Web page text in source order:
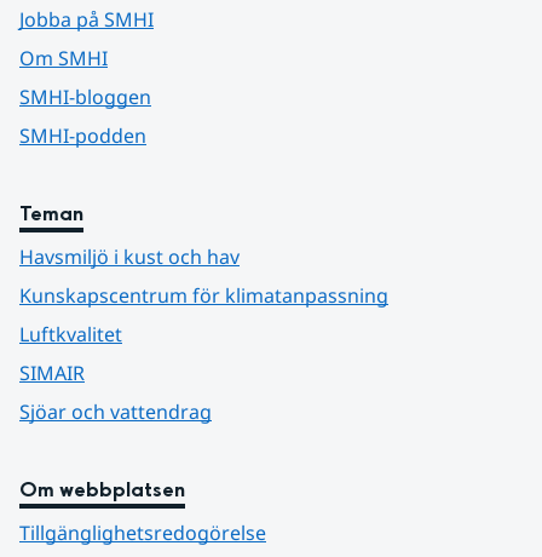
Jobba på SMHI
Om SMHI
SMHI-bloggen
SMHI-podden
Teman
Havsmiljö i kust och hav
Kunskapscentrum för klimatanpassning
Luftkvalitet
SIMAIR
Sjöar och vattendrag
Om webbplatsen
Tillgänglighetsredogörelse